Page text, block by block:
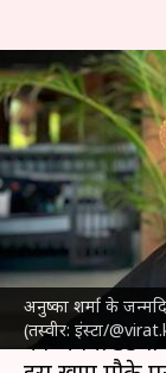
अनुष्का शर्मा के
(तस्वीर: इंस्टा/
अनुष्का
कोहली ने
अनदेखी
लेखन दीक्षा शर्मा May
क्या है खबर?
बॉलीवुड की
को अपना 35वां